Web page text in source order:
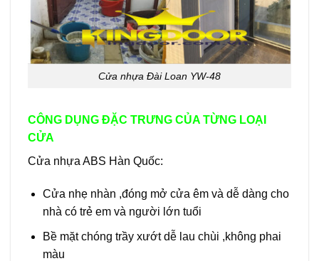
Cửa nhựa Đài Loan YW-48
CÔNG DỤNG ĐẶC TRƯNG CỦA TỪNG LOẠI
CỬA
Cửa nhựa ABS Hàn Quốc:
Cửa nhẹ nhàn ,đóng mở cửa êm và dễ dàng cho
nhà có trẻ em và người lớn tuổi
Bề mặt chóng trầy xướt dễ lau chùi ,không phai
màu